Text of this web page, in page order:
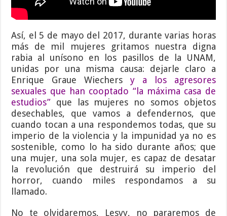
Así, el 5 de mayo del 2017, durante varias horas
más de mil mujeres gritamos nuestra digna
rabia al unísono en los pasillos de la UNAM,
unidas por una misma causa: dejarle claro a
Enrique Graue Wiechers y a los agresores
sexuales que han cooptado “la máxima casa de
estudios” que las mujeres no somos objetos
desechables, que vamos a defendernos, que
cuando tocan a una respondemos todas, que su
imperio de la violencia y la impunidad ya no es
sostenible, como lo ha sido durante años; que
una mujer, una sola mujer, es capaz de desatar
la revolución que destruirá su imperio del
horror, cuando miles respondamos a su
llamado.
No te olvidaremos, Lesvy, no pararemos de